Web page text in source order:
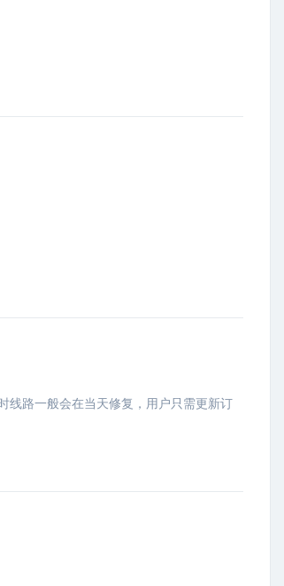
线路一般会在当天修复，用户只需更新订